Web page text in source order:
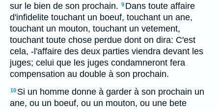
sur le bien de son prochain. 9 Dans toute affaire
d'infidelite touchant un boeuf, touchant un ane,
touchant un mouton, touchant un vetement,
touchant toute chose perdue dont on dira: C'est
cela, -l'affaire des deux parties viendra devant les
juges; celui que les juges condamneront fera
compensation au double à son prochain.
10 Si un homme donne à garder à son prochain un
ane, ou un boeuf, ou un mouton, ou une bete